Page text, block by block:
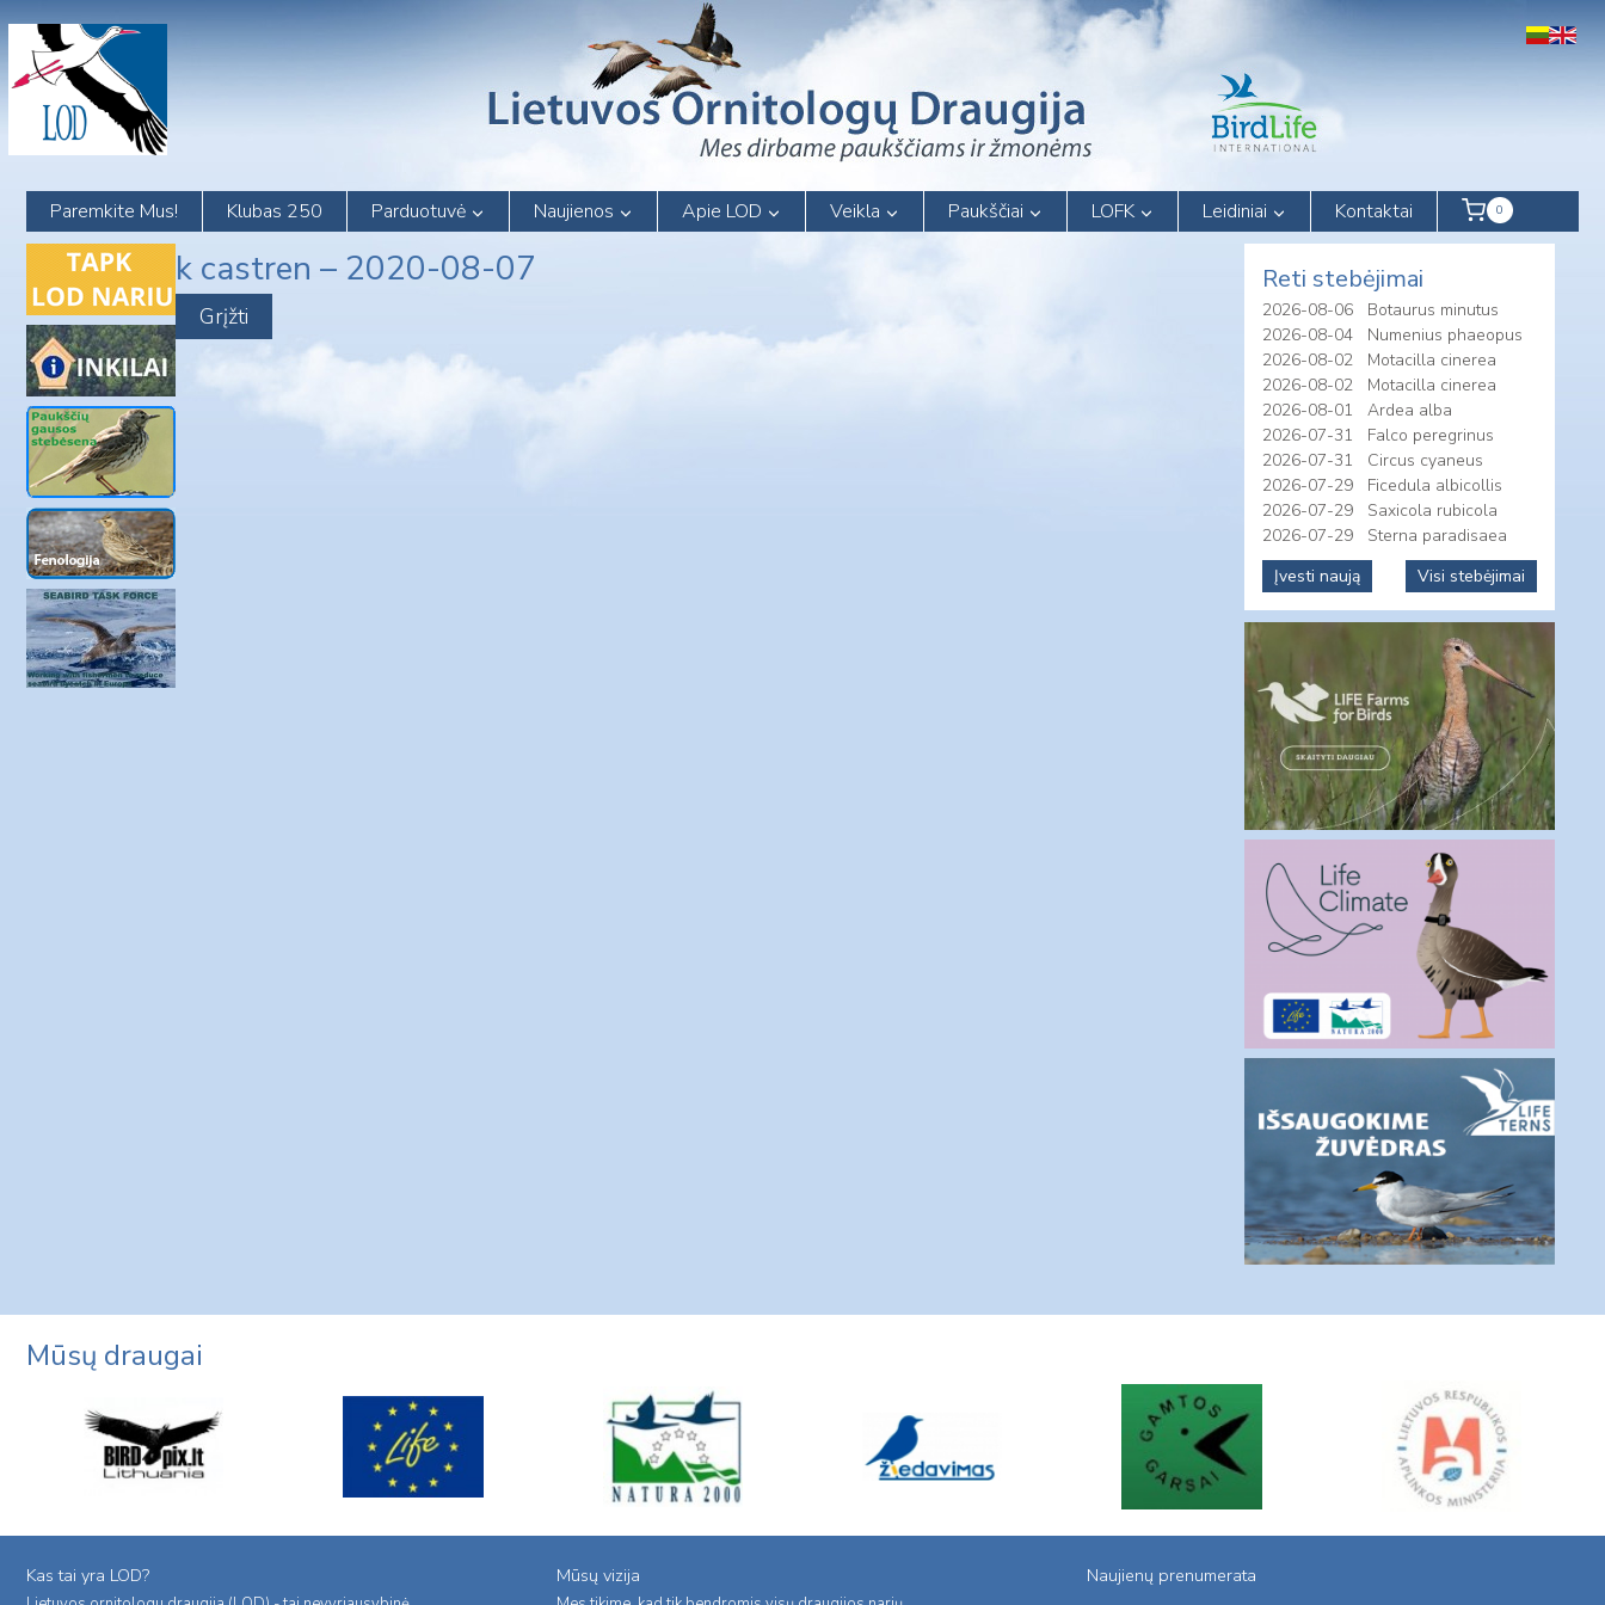
content
Paremkite Mus! Klubas 250 Parduotuvė Naujienos Apie LOD Veikla Paukščiai LOFK Leidiniai Kontaktai 0
k castren – 2020-08-07 Reti stebėjimai
2026-08-06
Botaurus minutus
2026-08-04
Numenius phaeopus
2026-08-02
Motacilla cinerea
2026-08-02
Motacilla cinerea
2026-08-01
Ardea alba
2026-07-31
Falco peregrinus
2026-07-31
Circus cyaneus
2026-07-29
Ficedula albicollis
2026-07-29
Saxicola rubicola
2026-07-29
Sterna paradisaea
Įvesti naują
Visi stebėjimai
Mūsų draugai
Kas tai yra LOD? Mūsų vizija Naujienų prenumerata